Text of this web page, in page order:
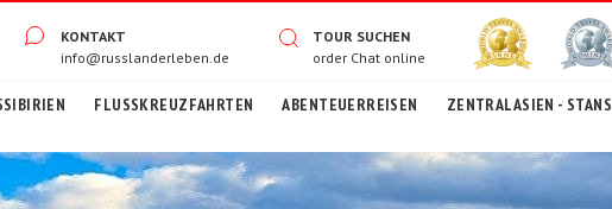
KONTAKT
info@russlanderleben.de
TOUR SUCHEN
order Chat online
FLUSSKREUZFAHRTEN ABENTEUERREISEN ZENTRALASIEN - STANS